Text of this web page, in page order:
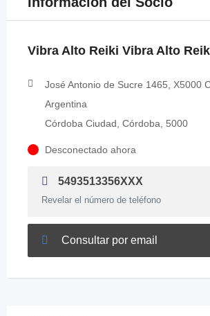
Vibra Alto Reiki Vibra Alto
José Antonio de Sucre 1465, X5000
Argentina
Córdoba Ciudad, Córdoba, 5000
Desconectado ahora
5493513356XXX
Revelar el número de teléfono
Consultar por email